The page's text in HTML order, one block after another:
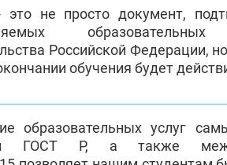
это не просто документ,
Российской Федерации,
обучения будет
образовательных услуг
ГОСТ Р, а также